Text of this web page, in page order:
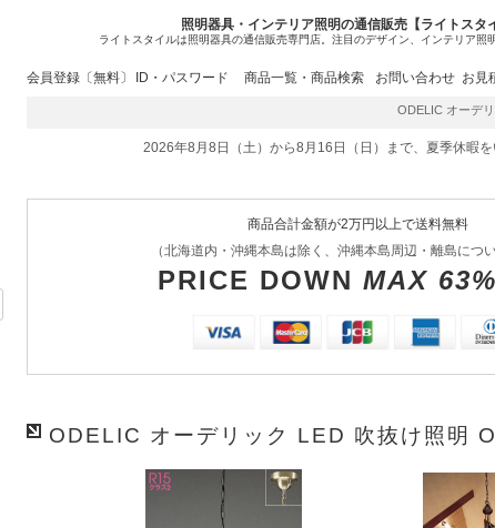
照明器具・インテリア照明の通信販売【ライトスタ
ライトスタイルは照明器具の通信販売専門店。注目のデザイン、インテリア照
会員登録〔無料〕 ID・パスワード 商品一覧・商品検索 お問い合わせ お見
ODELIC オーデリッ
2026年8月8日（土）から8月16日（日）まで、夏季休暇
商品合計金額が2万円以上で送料無料
（北海道内・沖縄本島は除く、沖縄本島周辺・離島につ
PRICE DOWN MAX
ODELIC オーデリック LED 吹抜け照明